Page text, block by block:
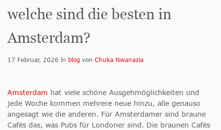
welche sind die besten in
Amsterdam?
17 Februar, 2026 in blog von Chuka Nwanazia
Amsterdam hat viele schöne Ausgehmöglichkeiten und
jede Woche kommen mehrere neue hinzu, alle genauso
angesagt wie die anderen. Für Amsterdamer sind braune
Cafés das, was Pubs für Londoner sind. Die braunen Cafés